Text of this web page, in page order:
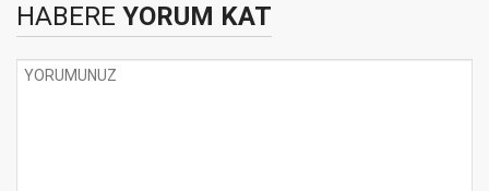
HABERE YORUM KAT